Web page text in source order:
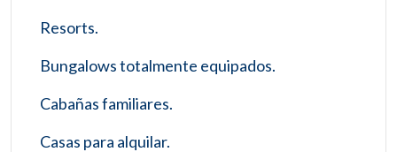
Resorts.
Bungalows totalmente equipados.
Cabañas familiares.
Casas para alquilar.